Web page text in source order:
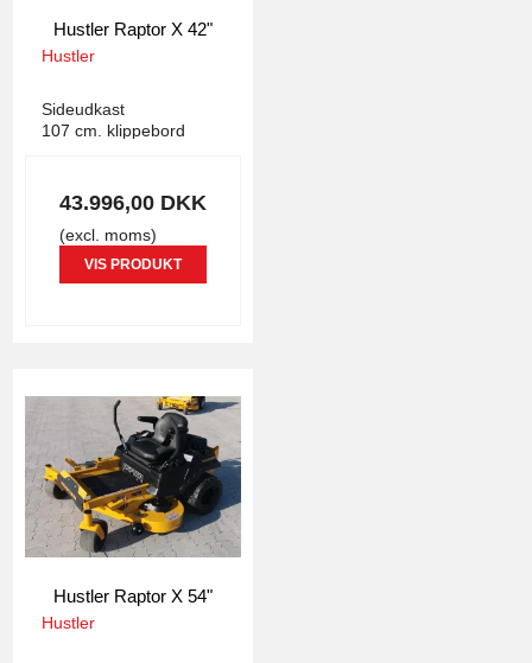
Hustler Raptor X 42"
Hustler
Sideudkast
107 cm. klippebord
43.996,00 DKK
(excl. moms)
VIS PRODUKT
Hustler Raptor X 54"
Hustler